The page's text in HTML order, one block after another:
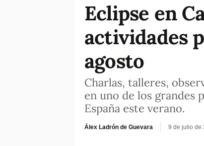
Eclipse en
actividades
agosto
Charlas, talleres,
en uno de los grandes
España este verano.
Álex Ladrón de Guevara 9 de julio de